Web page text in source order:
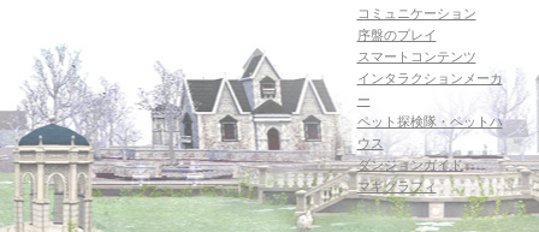
コミュニケーション
序盤のプレイ
スマートコンテンツ
インタラクションメーカ
ー
ペット探検隊・ペットハ
ウス
ダンジョンガイド
マギグラフィ